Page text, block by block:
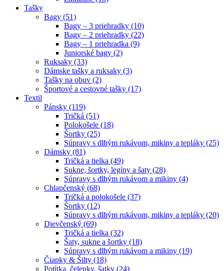
Tašky
Bagy (51)
Bagy – 3 priehradky (10)
Bagy – 2 priehradky (22)
Bagy – 1 priehradka (9)
Juniorské bagy (2)
Ruksaky (33)
Dámske tašky a ruksaky (3)
Tašky na obuv (2)
Športové a cestovné tašky (17)
Textil
Pánsky (119)
Tričká (51)
Polokošele (18)
Šortky (25)
Súpravy s dlhým rukávom, mikiny a tepláky (25)
Dámsky (81)
Tričká a tielka (49)
Sukne, šortky, legíny a šaty (28)
Súpravy s dlhým rukávom a mikiny (4)
Chlapčenský (68)
Tričká a polokošele (37)
Šortky (12)
Súpravy s dlhým rukávom, mikiny a tepláky (20)
Dievčenský (69)
Tričká a tielka (32)
Šaty, sukne a šortky (18)
Súpravy s dlhým rukávom a mikiny (19)
Čiapky & Šilty (18)
Potítka, čelenky, šatky (24)